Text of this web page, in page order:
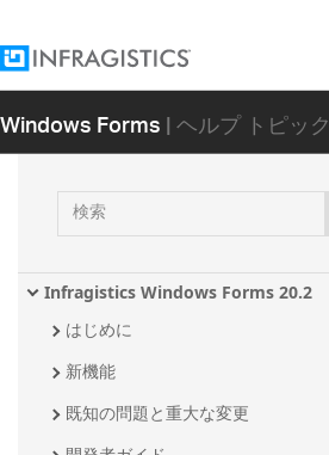
Windows Forms| ヘルプ トピック
検
索
Infragistics Windows Forms 20.2
はじめに
新機能
既知の問題と重大な変更